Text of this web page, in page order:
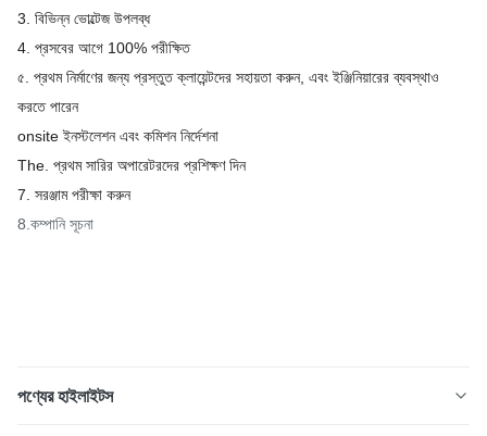
3. বিভিন্ন ভোল্টেজ উপলব্ধ
4. প্রসবের আগে 100% পরীক্ষিত
৫. প্রথম নির্মাণের জন্য প্রস্তুত ক্লায়েন্টদের সহায়তা করুন, এবং ইঞ্জিনিয়ারের ব্যবস্থাও
করতে পারেন
onsite ইনস্টলেশন এবং কমিশন নির্দেশনা
The. প্রথম সারির অপারেটরদের প্রশিক্ষণ দিন
7. সরঞ্জাম পরীক্ষা করুন
8.কম্পানি সূচনা
পণ্যের হাইলাইটস